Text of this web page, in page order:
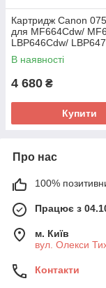
Картридж Canon
для MF664Cdw/
LBP646Cdw/
(6364C002AA)
В наявності
4 680 ₴
Купити
Про нас
100%
Працює з
м. Київ
вул. Олекси
Контакти